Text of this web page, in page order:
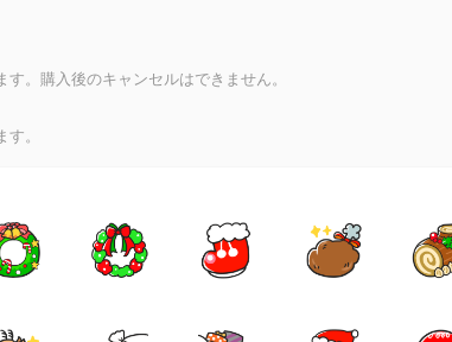
。購入後のキャンセルはできません。
。